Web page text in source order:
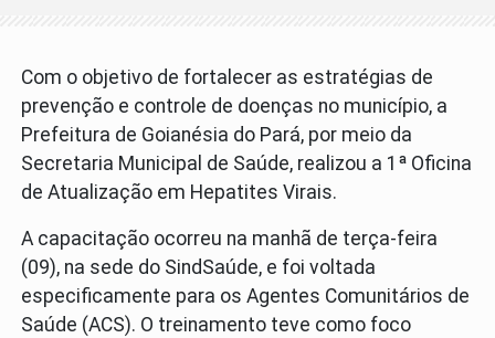
Com o objetivo de fortalecer as estratégias de
prevenção e controle de doenças no município, a
Prefeitura de Goianésia do Pará, por meio da
Secretaria Municipal de Saúde, realizou a 1ª Oficina
de Atualização em Hepatites Virais.
A capacitação ocorreu na manhã de terça-feira
(09), na sede do SindSaúde, e foi voltada
especificamente para os Agentes Comunitários de
Saúde (ACS). O treinamento teve como foco